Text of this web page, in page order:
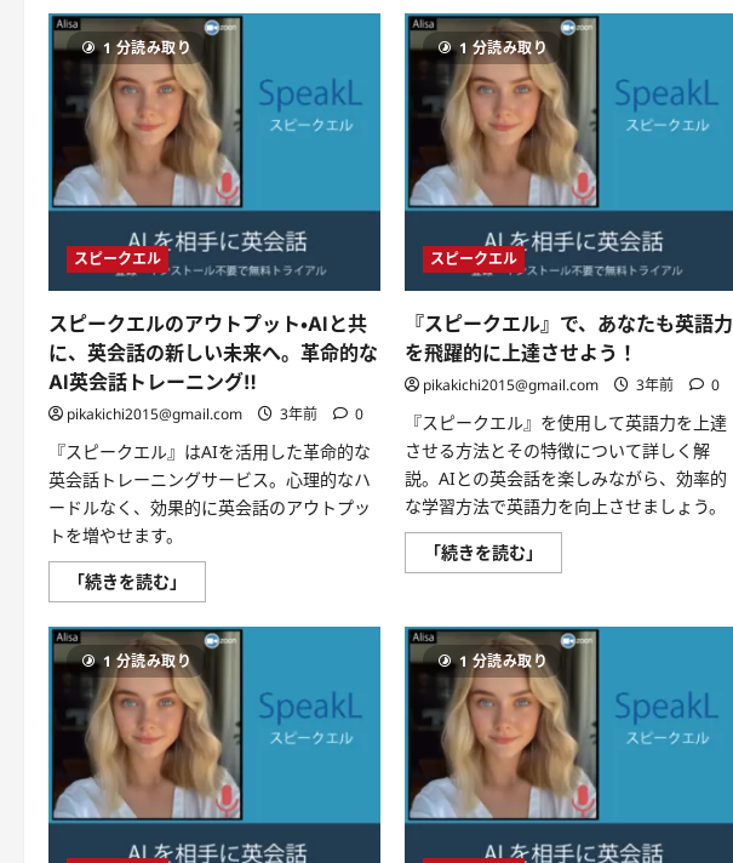
会
話、
新
た
な
体
験
の
『ス
ピ
ー
ク
ル
パ
ブ』
へ
う
こ
そ！
に
つ
い
て
さ
ら
に
読
む
ル
で
間
違
っ
た
時
の
対
処
法
に
つ
い
て
さ
ら
読
む
1 分読み取り
スピークエル
スピークエルのアウトプット・AIと共
に、英会話の新しい未来へ。革命的な
AI英会話トレーニング‼
pikakichi2015@gmail.com 3年前 0
『スピークエル』はAIを活用した革命的な
英会話トレーニングサービス。心理的なハ
ードルなく、効果的に英会話のアウトプッ
トを増やせます。
「続きを読む」
ピ
ク
エ
ル
の
ア
ウ
ト
プ
ッ
ト・
AI
と
に、
1 分読み取り
スピークエル
『スピークエル』で、あなたも英語力
を飛躍的に上達させよう！
pikakichi2015@gmail.com 3年前 0
『スピークエル』を使用して英語力を上達
させる方法とその特徴について詳しく解
説。AIとの英会話を楽しみながら、効率的
な学習方法で英語力を向上させましょう。
「続きを読む」
ピ
ル』
で、
あ
な
た
も
英
語
力
を
飛
躍
的
に
1 分読み取り 1 分読み取り